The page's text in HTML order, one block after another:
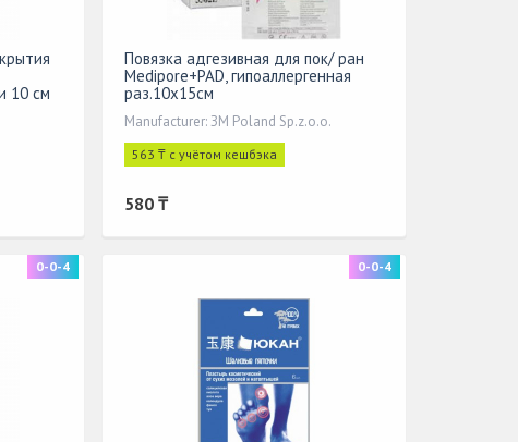
10 см
Повязка адгезивная для пок/ ран
Medipore+PAD, гипоаллергенная
раз.10х15см
Manufacturer: ЗМ Poland Sp.z.o.o.
563 ₸ с учётом кешбэка
580 ₸
0-0-4 0-0-4